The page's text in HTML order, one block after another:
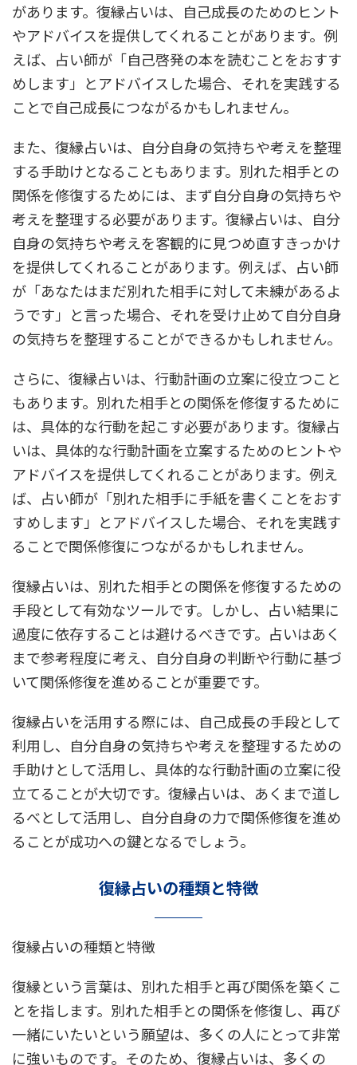
があります。復縁占いは、自己成長のためのヒント
やアドバイスを提供してくれることがあります。例
えば、占い師が「自己啓発の本を読むことをおすす
めします」とアドバイスした場合、それを実践する
ことで自己成長につながるかもしれません。
また、復縁占いは、自分自身の気持ちや考えを整理
する手助けとなることもあります。別れた相手との
関係を修復するためには、まず自分自身の気持ちや
考えを整理する必要があります。復縁占いは、自分
自身の気持ちや考えを客観的に見つめ直すきっかけ
を提供してくれることがあります。例えば、占い師
が「あなたはまだ別れた相手に対して未練があるよ
うです」と言った場合、それを受け止めて自分自身
の気持ちを整理することができるかもしれません。
さらに、復縁占いは、行動計画の立案に役立つこと
もあります。別れた相手との関係を修復するために
は、具体的な行動を起こす必要があります。復縁占
いは、具体的な行動計画を立案するためのヒントや
アドバイスを提供してくれることがあります。例え
ば、占い師が「別れた相手に手紙を書くことをおす
すめします」とアドバイスした場合、それを実践す
ることで関係修復につながるかもしれません。
復縁占いは、別れた相手との関係を修復するための
手段として有効なツールです。しかし、占い結果に
過度に依存することは避けるべきです。占いはあく
まで参考程度に考え、自分自身の判断や行動に基づ
いて関係修復を進めることが重要です。
復縁占いを活用する際には、自己成長の手段として
利用し、自分自身の気持ちや考えを整理するための
手助けとして活用し、具体的な行動計画の立案に役
立てることが大切です。復縁占いは、あくまで道し
るべとして活用し、自分自身の力で関係修復を進め
ることが成功への鍵となるでしょう。
復縁占いの種類と特徴
復縁占いの種類と特徴
復縁という言葉は、別れた相手と再び関係を築くこ
とを指します。別れた相手との関係を修復し、再び
一緒にいたいという願望は、多くの人にとって非常
に強いものです。そのため、復縁占いは、多くの